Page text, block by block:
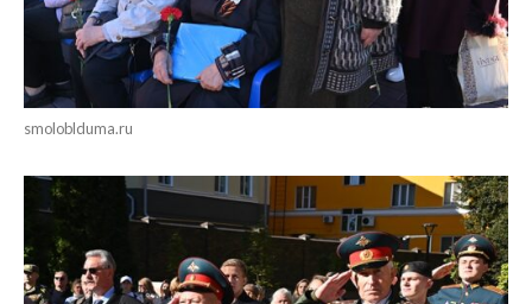
smoloblduma.ru